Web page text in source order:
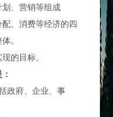
、营销等组成
、消费等经济的四
。
的目标。
政府、企业、事